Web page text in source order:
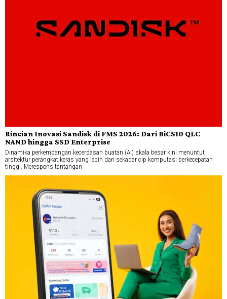
Rincian Inovasi Sandisk di FMS 2026: Dari BiCS10 QLC
NAND hingga SSD Enterprise
Dinamika perkembangan kecerdasan buatan (AI) skala besar kini menuntut
arsitektur perangkat keras yang lebih dari sekadar cip komputasi berkecepatan
tinggi. Merespons tantangan